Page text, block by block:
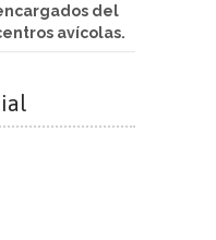
del
avícolas.